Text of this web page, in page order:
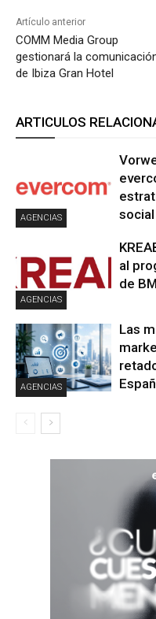
Artículo anterior
COMM Media Group
gestionará la
de Ibiza Gran Hotel
ARTICULOS
AGENCIAS
AGENCIAS
al
de
AGENCIAS
Las